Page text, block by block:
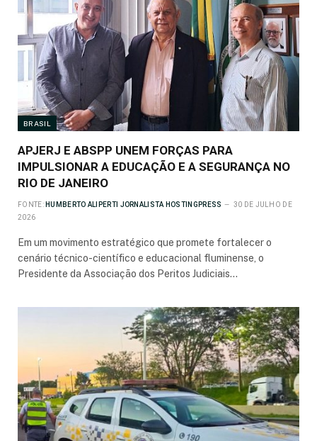
BRASIL
APJERJ E ABSPP UNEM FORÇAS PARA
IMPULSIONAR A EDUCAÇÃO E A SEGURANÇA NO
RIO DE JANEIRO
FONTE: HUMBERTO ALIPERTI JORNALISTA HOSTINGPRESS
30 DE JULHO DE
2026
Em um movimento estratégico que promete fortalecer o
cenário técnico-científico e educacional fluminense, o
Presidente da Associação dos Peritos Judiciais…